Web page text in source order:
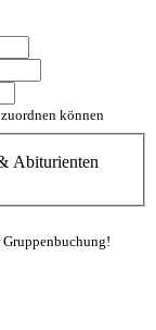
können
Abiturienten